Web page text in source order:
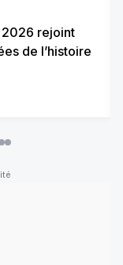
2026 rejoint
de l’histoire
45